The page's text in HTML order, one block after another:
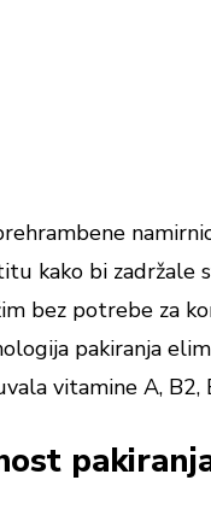
kako bi
bez potrebe za
pakiranja
vitamine A,